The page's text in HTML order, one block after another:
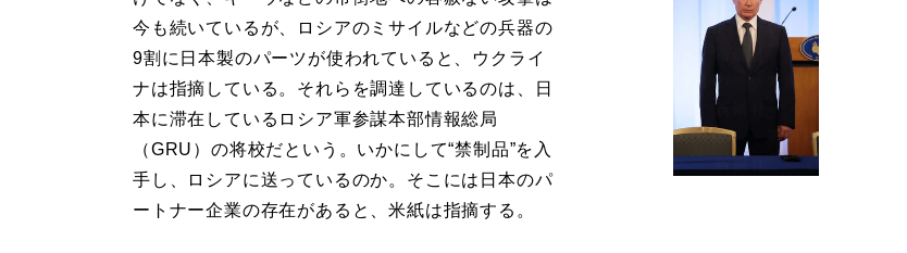
今も続いているが、ロシアのミサイルなどの兵器の
9割に日本製のパーツが使われていると、ウクライ
ナは指摘している。それらを調達しているのは、日
本に滞在しているロシア軍参謀本部情報総局
（GRU）の将校だという。いかにして“禁制品”を入
手し、ロシアに送っているのか。そこには日本のパ
ートナー企業の存在があると、米紙は指摘する。